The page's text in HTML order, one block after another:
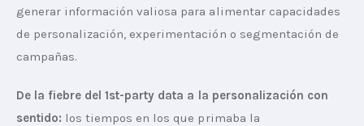
generar información valiosa para alimentar capacidades
de personalización, experimentación o segmentación de
campañas.
De la fiebre del 1st-party data a la personalización con
sentido: los tiempos en los que primaba la